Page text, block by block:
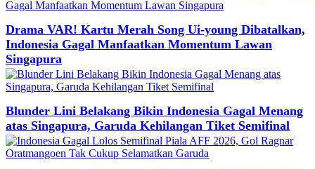
Drama VAR! Kartu Merah Song Ui-young Dibatalkan,
Indonesia Gagal Manfaatkan Momentum Lawan
Singapura
Blunder Lini Belakang Bikin Indonesia Gagal Menang
atas Singapura, Garuda Kehilangan Tiket Semifinal